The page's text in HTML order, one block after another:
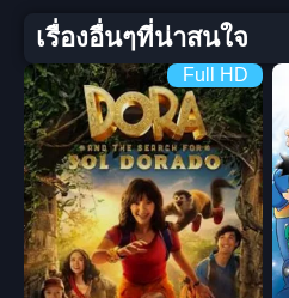
เรื่องอื่นๆที่น่าสนใจ
Full HD